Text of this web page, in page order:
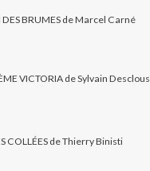
DES BRUMES de Marcel Carné
VICTORIA de Sylvain Desclous
COLLÉES de Thierry Binisti